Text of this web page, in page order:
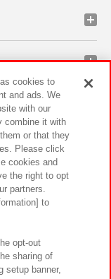
イトポリシー
ィ方針と検証結果
質問・お問い合わせ
cookies to
and ads. We
with our
combine it with
or that they
Please click
cookies and
the right to opt
partners.
to
opt-out
sharing of
setup banner,